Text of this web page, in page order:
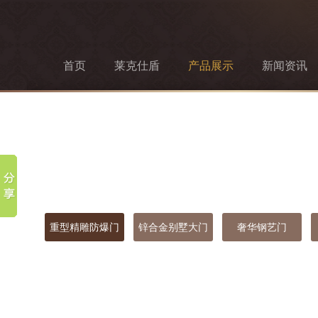
首页 莱克仕盾 产品展示 新闻资讯
重型精雕防爆门 锌合金别墅大门 奢华钢艺门